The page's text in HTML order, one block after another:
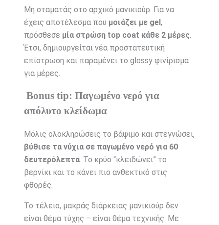
Μη σταματάς στο αρχικό μανικιούρ. Για να
έχεις αποτέλεσμα που μοιάζει με gel ,
πρόσθεσε μία στρώση top coat κάθε 2 μέρες.
Έτσι, δημιουργείται νέα προστατευτική
επίστρωση και παραμένει το glossy φινίρισμα
για μέρες.
Bonus tip: Παγωμένο νερό για
απόλυτο κλείδωμα
Μόλις ολοκληρώσεις το βάψιμο και στεγνώσει,
βύθισε τα νύχια σε παγωμένο νερό για 60
δευτερόλεπτα. Το κρύο “κλειδώνει” το
βερνίκι και το κάνει πιο ανθεκτικό στις
φθορές.
Το τέλειο, μακράς διάρκειας μανικιούρ δεν
είναι θέμα τύχης – είναι θέμα τεχνικής. Με